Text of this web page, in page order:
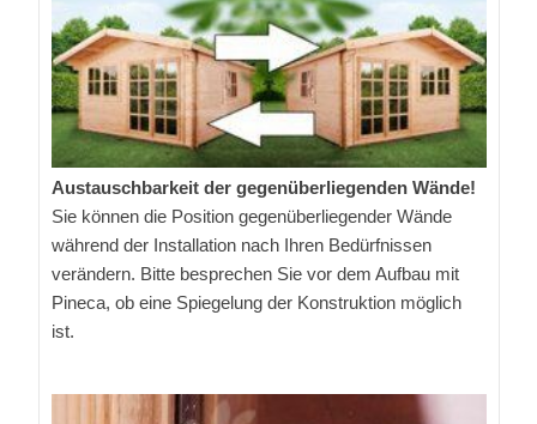
Austauschbarkeit der gegenüberliegenden Wände!
Sie können die Position gegenüberliegender Wände
während der Installation nach Ihren Bedürfnissen
verändern. Bitte besprechen Sie vor dem Aufbau mit
Pineca, ob eine Spiegelung der Konstruktion möglich
ist.